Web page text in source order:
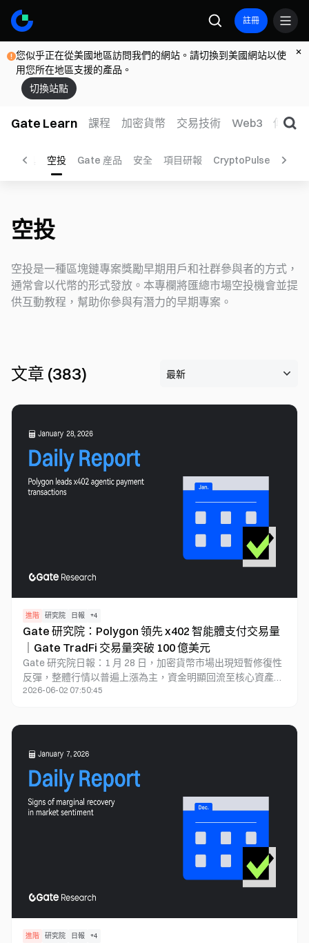
註冊
您似乎正在從美國地區訪問我們的網站。請切換到美國網站以使
用您所在地區支援的產品。
切換站點
Gate Learn 課程 加密貨幣 交易技術 Web3 傳統金
密工具 空投 Gate 産品 安全 項目研報 CryptoPulse 研究
空投
空投是一種區塊鏈專案獎勵早期用戶和社群參與者的方式，
通常會以代幣的形式發放。本專欄將匯總市場空投機會並提
供互動教程，幫助你參與有潛力的早期專案。
文章 (383)
進階 研究院 日報 +4
Gate 研究院：Polygon 領先 x402 智能體支付交易量
｜Gate TradFi 交易量突破 100 億美元
Gate 研究院日報：1 月 28 日，加密貨幣市場出現短暫修復性
反彈，整體行情以普遍上漲為主，資金明顯回流至核心資產及
主要主流幣種。熱點方面，PIPPIN、BNKR 與 XRD 等中小市值
體原生信任及按調用付費模式；Polygon 領先 x402 智能體支
2026-06-02 07:50:45
進階 研究院 日報 +4